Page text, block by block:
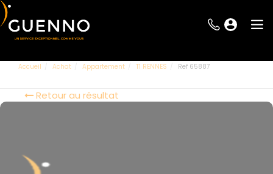
Accueil Achat Appartement T1 RENNES Ref 65887
Retour au résultat